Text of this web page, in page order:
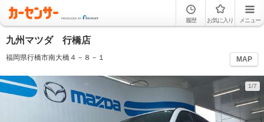
履歴 お気に入り メニュー
九州マツダ 行橋店
福岡県行橋市南大橋４－８－１ MAP
1/7